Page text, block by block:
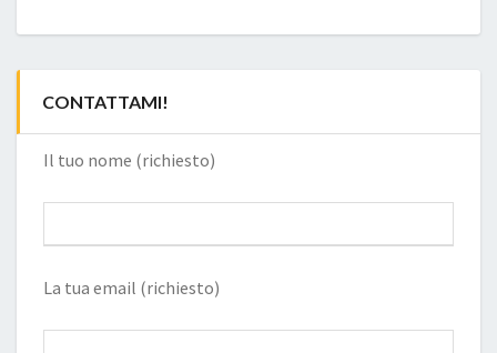
CONTATTAMI!
Il tuo nome (richiesto)
La tua email (richiesto)